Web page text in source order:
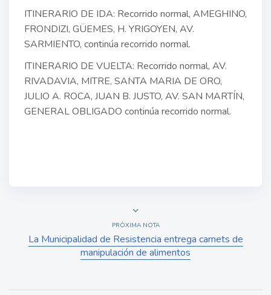
ITINERARIO DE IDA: Recorrido normal, AMEGHINO,
FRONDIZI, GÜEMES, H. YRIGOYEN, AV.
SARMIENTO, continúa recorrido normal.
ITINERARIO DE VUELTA: Recorrido normal, AV.
RIVADAVIA, MITRE, SANTA MARIA DE ORO,
JULIO A. ROCA, JUAN B. JUSTO, AV. SAN MARTÍN,
GENERAL OBLIGADO continúa recorrido normal.
PRÓXIMA NOTA
La Municipalidad de Resistencia entrega carnets de
manipulación de alimentos